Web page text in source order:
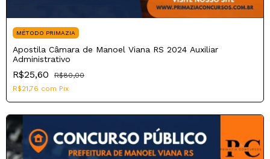
MÉTODO PRIMAZIA
Apostila Câmara de Manoel Viana RS 2024 Auxiliar
Administrativo
R$25,60
R$80,00
R$21,76 com Pix